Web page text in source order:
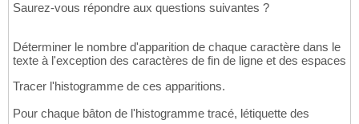
20
22
23
     1
Saurez-vous répondre aux questions suivantes ?
Déterminer le nombre d'apparition de chaque caractère dans le
texte à l'exception des caractères de fin de ligne et des espaces
Tracer l'histogramme de ces apparitions.
Pour chaque bâton de l'histogramme tracé, létiquette des